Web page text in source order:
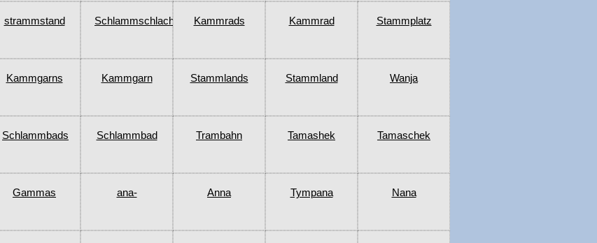
strammstand Schlammschlacht Kammrads Kammrad Stammplatz
Kammgarns Kammgarn Stammlands Stammland Wanja
Schlammbads Schlammbad Trambahn Tamashek Tamaschek
Gammas ana- Anna Tympana Nana